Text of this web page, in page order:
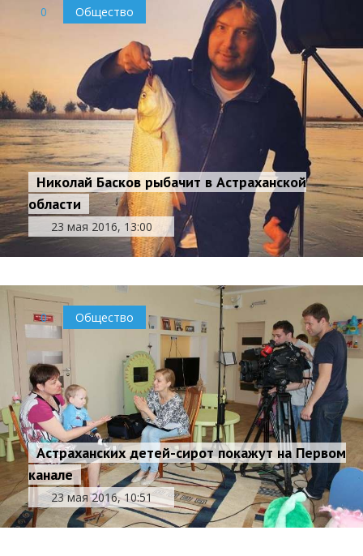
0 Общество
Николай Басков рыбачит в Астраханской
области
23 мая 2016, 13:00
0 Общество
Астраханских детей-сирот покажут на Первом
канале
23 мая 2016, 10:51